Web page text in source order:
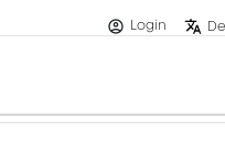
Login